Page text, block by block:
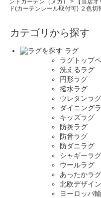
ド(カーテンレール取付可) ２色
カテゴリから探す
ラグ
ラグトップ
洗えるラグ
円形ラグ
撥水ラグ
ウレタンラグ
ダイニング
キッズラグ
防炎ラグ
防音ラグ
防ダニラグ
シャギーラグ
ウールラグ
あったかラグ
北欧デザイ
ヨーロッパ